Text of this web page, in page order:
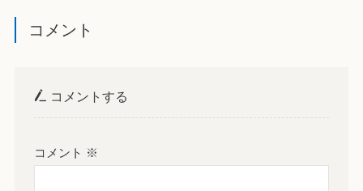
コメント
コメントする
コメント ※